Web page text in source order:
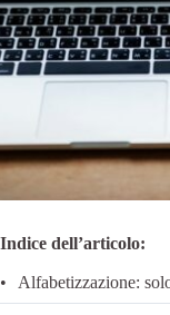
Indice dell’articolo:
Alfabetizzazione: